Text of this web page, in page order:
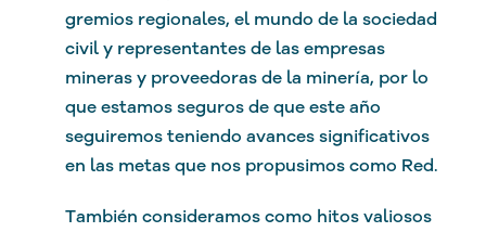
gremios regionales, el mundo de la sociedad
civil y representantes de las empresas
mineras y proveedoras de la minería, por lo
que estamos seguros de que este año
seguiremos teniendo avances significativos
en las metas que nos propusimos como Red.
También consideramos como hitos valiosos